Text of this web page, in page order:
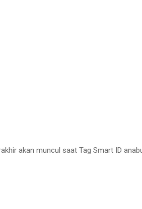
akan muncul saat Tag Smart ID